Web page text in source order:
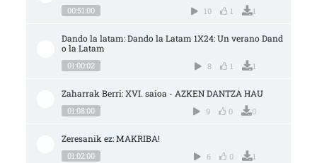
00:51:00 10 1 1
Dando la latam: Dando la Latam 1X24: Un verano Dand
o la Latam
01:00:02 8 1 1
Zaharrak Berri: XVI. saioa - AZKEN DANTZA HAU
01:08:00 9 0 0
Zeresanik ez: MAKRIBA!
01:02:00 6 0 1